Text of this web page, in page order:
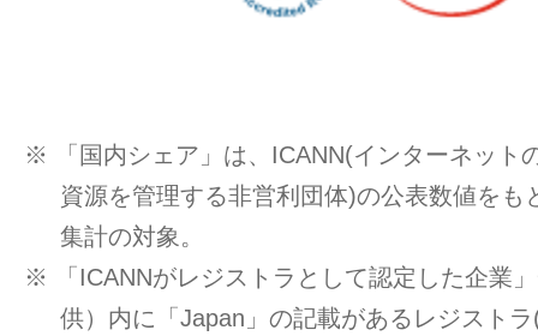
※ 「国内シェア」は、ICANN(インターネット
資源を管理する非営利団体)の公表数値をも
集計の対象。
※ 「ICANNがレジストラとして認定した企業
供）内に「Japan」の記載があるレジスト